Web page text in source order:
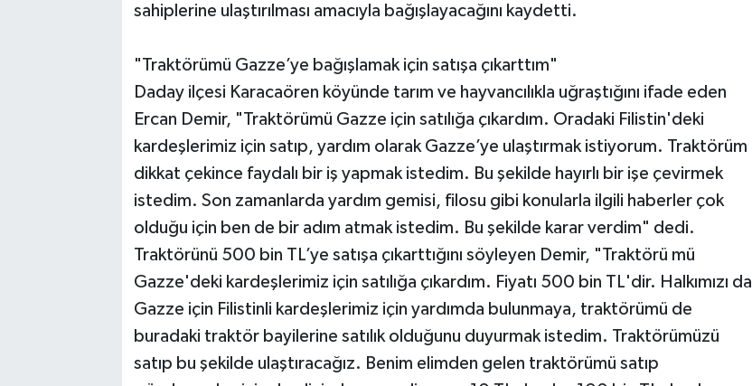
sahiplerine ulaştırılması amacıyla bağışlayacağını kaydetti.
"Traktörümü Gazze’ye bağışlamak için satışa çıkarttım"
Daday ilçesi Karacaören köyünde tarım ve hayvancılıkla uğraştığını ifade eden
Ercan Demir, "Traktörümü Gazze için satılığa çıkardım. Oradaki Filistin'deki
kardeşlerimiz için satıp, yardım olarak Gazze’ye ulaştırmak istiyorum. Traktörüm
dikkat çekince faydalı bir iş yapmak istedim. Bu şekilde hayırlı bir işe çevirmek
istedim. Son zamanlarda yardım gemisi, filosu gibi konularla ilgili haberler çok
olduğu için ben de bir adım atmak istedim. Bu şekilde karar verdim" dedi.
Traktörünü 500 bin TL’ye satışa çıkarttığını söyleyen Demir, "Traktörü mü
Gazze'deki kardeşlerimiz için satılığa çıkardım. Fiyatı 500 bin TL'dir. Halkımızı da
Gazze için Filistinli kardeşlerimiz için yardımda bulunmaya, traktörümü de
buradaki traktör bayilerine satılık olduğunu duyurmak istedim. Traktörümüzü
satıp bu şekilde ulaştıracağız. Benim elimden gelen traktörümü satıp